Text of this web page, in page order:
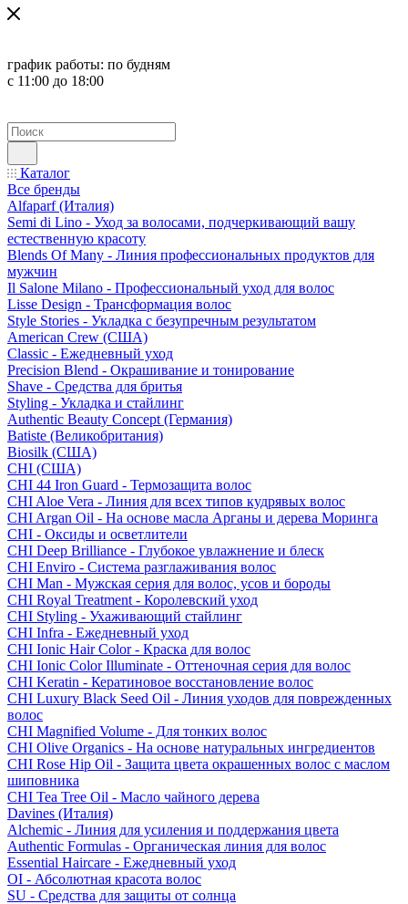
график работы: по будням
с 11:00 до 18:00
Каталог
Все бренды
Alfaparf (Италия)
Semi di Lino - Уход за волосами, подчеркивающий вашу
естественную красоту
Blends Of Many - Линия профессиональных продуктов для
мужчин
Il Salone Milano - Профессиональный уход для волос
Lisse Design - Трансформация волос
Style Stories - Укладка с безупречным результатом
American Crew (США)
Classic - Ежедневный уход
Precision Blend - Окрашивание и тонирование
Shave - Средства для бритья
Styling - Укладка и стайлинг
Authentic Beauty Concept (Германия)
Batiste (Великобритания)
Biosilk (США)
CHI (США)
CHI 44 Iron Guard - Термозащита волос
CHI Aloe Vera - Линия для всех типов кудрявых волос
CHI Argan Oil - На основе масла Арганы и дерева Моринга
CHI - Оксиды и осветлители
CHI Deep Brilliance - Глубокое увлажнение и блеск
CHI Enviro - Система разглаживания волос
CHI Man - Мужская серия для волос, усов и бороды
CHI Royal Treatment - Королевский уход
CHI Styling - Ухаживающий стайлинг
CHI Infra - Ежедневный уход
CHI Ionic Hair Color - Краска для волос
CHI Ionic Color Illuminate - Оттеночная серия для волос
CHI Keratin - Кератиновое восстановление волос
CHI Luxury Black Seed Oil - Линия уходов для поврежденных
волос
CHI Magnified Volume - Для тонких волос
CHI Olive Organics - На основе натуральных ингредиентов
CHI Rose Hip Oil - Защита цвета окрашенных волос с маслом
шиповника
CHI Tea Tree Oil - Масло чайного дерева
Davines (Италия)
Alchemic - Линия для усиления и поддержания цвета
Authentic Formulas - Органическая линия для волос
Essential Haircare - Eжедневный уход
OI - Абсолютная красота волос
SU - Средства для защиты от солнца